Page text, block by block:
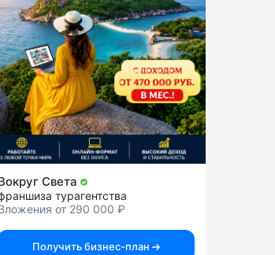
Света
турагентства
от 290 000 ₽
Получить бизнес-план